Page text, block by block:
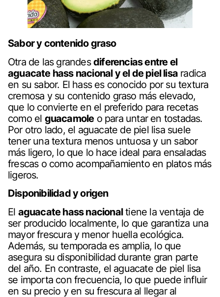
Sabor y contenido graso
Otra de las grandesdiferencias entre el
aguacate hass nacional y el de piel lisa radica
en su sabor. El hass es conocido por su textura
cremosa y su contenido graso más elevado,
que lo convierte en el preferido para recetas
como el guacamoleo para untar en tostadas.
Por otro lado, el aguacate de piel lisa suele
tener una textura menos untuosa y un sabor
más ligero, lo que lo hace ideal para ensaladas
frescas o como acompañamiento en platos más
ligeros.
Disponibilidad y origen
El aguacate hass nacionaltiene la ventaja de
ser producido localmente, lo que garantiza una
mayor frescura y menor huella ecológica.
Además, su temporada es amplia, lo que
asegura su disponibilidad durante gran parte
del año. En contraste, el aguacate de piel lisa
se importa con frecuencia, lo que puede influir
en su precio y en su frescura al llegar al